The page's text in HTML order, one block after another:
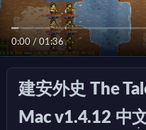
0:00/ 01:36
建安外史 The
Mac v1.4.12 中